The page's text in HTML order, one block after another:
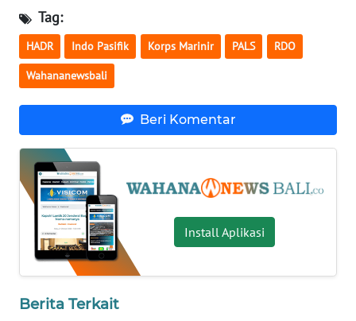
Tag:
HADR Indo Pasifik Korps Marinir PALS RDO
Wahananewsbali
Beri Komentar
Install Aplikasi
Berita Terkait
WN
DAIRI
WN
DANAU
NIAS
WN
LANGKAT
WN
TAPANULI